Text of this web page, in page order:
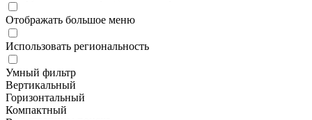
Отображать большое меню
Использовать региональность
Умный фильтр
Вертикальный
Горизонтальный
Компактный